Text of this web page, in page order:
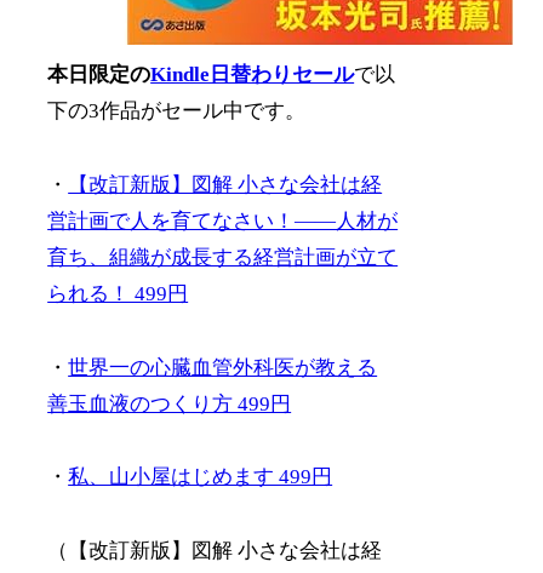
本日限定のKindle日替わりセールで以
下の3作品がセール中です。
・
【改訂新版】図解 小さな会社は経
営計画で人を育てなさい！――人材が
育ち、組織が成長する経営計画が立て
られる！ 499円
・世界一の心臓血管外科医が教える
善玉血液のつくり方 499円
・私、山小屋はじめます 499円
（【改訂新版】図解 小さな会社は経